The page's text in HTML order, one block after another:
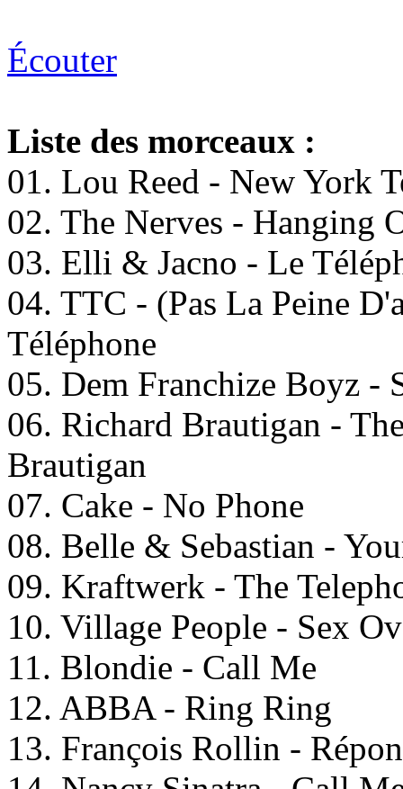
Écouter
Liste des morceaux :
01. Lou Reed - New York
02. The Nerves - Hanging
03. Elli & Jacno - Le
04. TTC - (Pas La Peine
Téléphone
05. Dem Franchize Boyz -
06. Richard Brautigan -
Brautigan
07. Cake - No Phone
08. Belle & Sebastian -
09. Kraftwerk - The
10. Village People - Sex
11. Blondie - Call Me
12. ABBA - Ring Ring
13. François Rollin -